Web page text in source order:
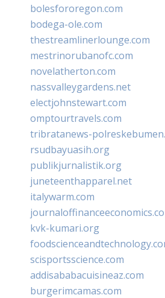
bolesfororegon.com
bodega-ole.com
thestreamlinerlounge.com
mestrinorubanofc.com
novelatherton.com
nassvalleygardens.net
electjohnstewart.com
omptourtravels.com
tribratanews-
rsudbayuasih.org
publikjurnalistik.org
juneteenthapparel.net
italywarm.com
kvk-kumari.org
scisportsscience.com
addisababacuisineaz.com
burgerimcamas.com